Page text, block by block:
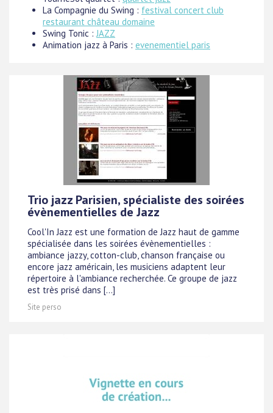
La Compagnie du Swing : festival concert club
restaurant château domaine
Swing Tonic :JAZZ
Animation jazz à Paris : evenementiel paris
Trio jazz Parisien, spécialiste des soirées
évènementielles de Jazz
Cool'In Jazz est une formation de Jazz haut de gamme
spécialisée dans les soirées évènementielles :
ambiance jazzy, cotton-club, chanson française ou
encore jazz américain, les musiciens adaptent leur
répertoire à l'ambiance recherchée. Ce groupe de jazz
est très prisé dans [...]
Site perso